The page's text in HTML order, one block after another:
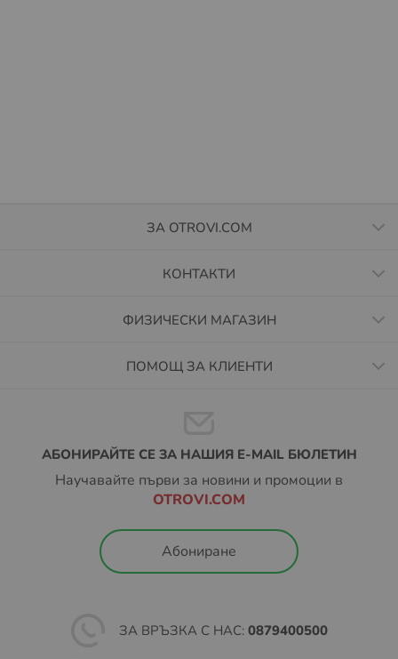
ЗА OTROVI.COM
КОНТАКТИ
ФИЗИЧЕСКИ МАГАЗИН
ПОМОЩ ЗА КЛИЕНТИ
АБОНИРАЙТЕ СЕ ЗА НАШИЯ E-MAIL БЮЛЕТИН
Научавайте първи за новини и промоции в
OTROVI.COM
Абониране
ЗА ВРЪЗКА С НАС: 0879400500